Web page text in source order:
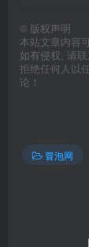
© 版权声明
本站文章内容
如有侵权, 请
拒绝任何人以
论！
冒泡网